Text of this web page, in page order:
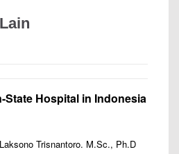
State Hospital in Indonesia
Trisnantoro. M.Sc., Ph.D